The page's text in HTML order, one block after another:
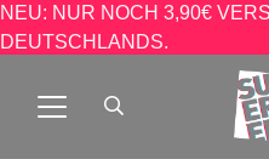
NEU: NUR NOCH 3,90€
DEUTSCHLANDS.